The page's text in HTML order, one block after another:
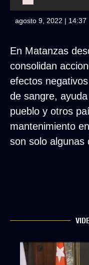
agosto 9, 2022 | 14:37
En Matanzas
consolidan
efectos
de sangre,
pueblo y otros
mantenimiento
son solo algunas
Failed to initialize